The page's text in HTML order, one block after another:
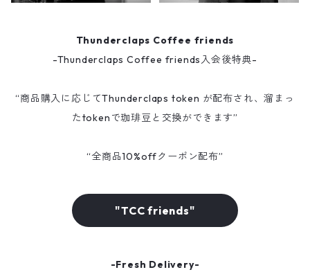
Thunderclaps Coffee friends
-Thunderclaps Coffee friends入会後特典-
“商品購入に応じてThunderclaps token が配布され、溜まっ
たtokenで珈琲豆と交換ができます”
“全商品10%offクーポン配布”
"TCC friends"
-Fresh Delivery-